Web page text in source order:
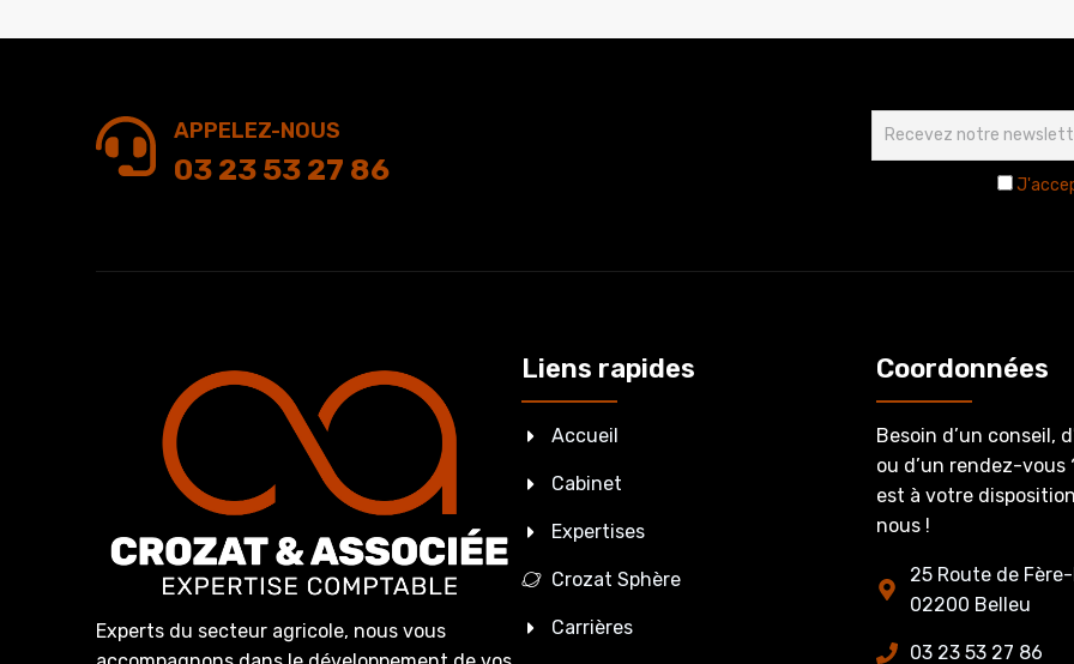
APPELEZ-NOUS
03 23 53 27 86
Experts du secteur agricole, nous vous
Liens rapides
Accueil
Cabinet
Expertises
Crozat Sphère
Carrières
Coordonnées
Besoin d’un conseil,
ou d’un rendez-vous
est à votre
nous !
25 Route de
02200 Belleu
03 23 53 27 86